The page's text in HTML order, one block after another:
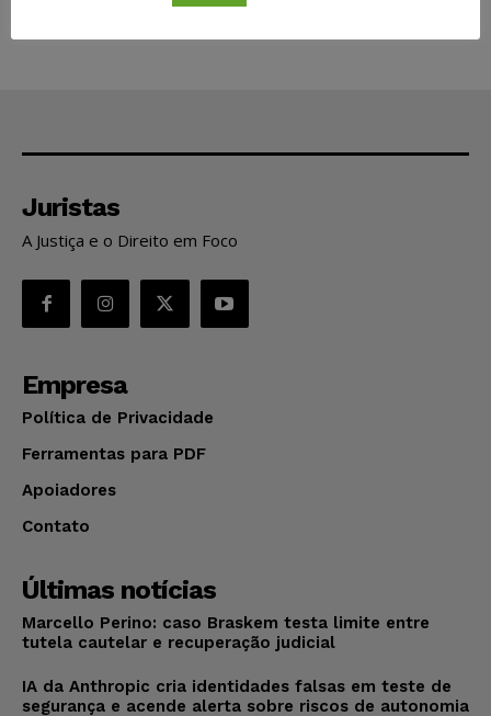
Juristas
A Justiça e o Direito em Foco
Empresa
Política de Privacidade
Ferramentas para PDF
Apoiadores
Contato
Últimas notícias
Marcello Perino: caso Braskem testa limite entre
tutela cautelar e recuperação judicial
IA da Anthropic cria identidades falsas em teste de
segurança e acende alerta sobre riscos de autonomia